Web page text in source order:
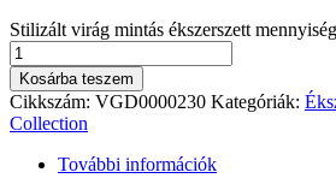
Stilizált virág mintás ékszerszett mennyiség
Kosárba teszem
Cikkszám: VGD0000230 Kategóriák:
Collection
További információk